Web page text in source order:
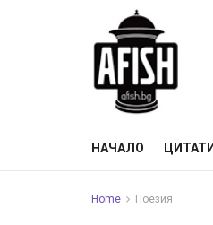
НАЧАЛО ЦИТАТИ
Home Поезия